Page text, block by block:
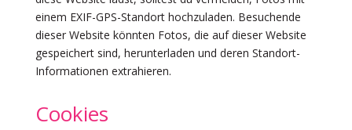
einem EXIF-GPS-Standort hochzuladen. Besuchende
dieser Website könnten Fotos, die auf dieser Website
gespeichert sind, herunterladen und deren Standort-
Informationen extrahieren.
Cookies